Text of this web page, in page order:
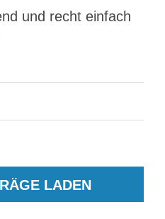
und recht einfach
LADEN